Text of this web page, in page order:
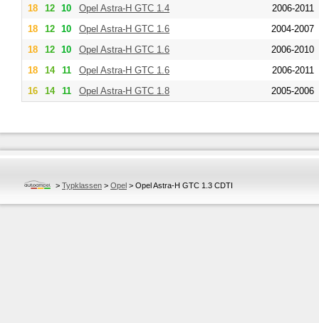
18
12 10 Opel Astra-H GTC 1.4
2006-2011
18
12 10 Opel Astra-H GTC 1.6
2004-2007
18
12 10 Opel Astra-H GTC 1.6
2006-2010
18
14 11 Opel Astra-H GTC 1.6
2006-2011
16
14 11 Opel Astra-H GTC 1.8 2005-2006
> Typklassen > Opel > Opel Astra-H GTC 1.3 CDTI